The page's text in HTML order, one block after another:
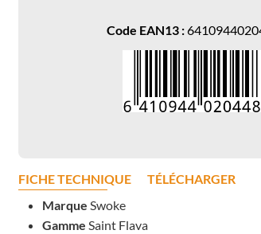
Code EAN13 :
FICHE TECHNIQUE
TÉLÉCHARGER
Marque Swoke
Gamme Saint Flava